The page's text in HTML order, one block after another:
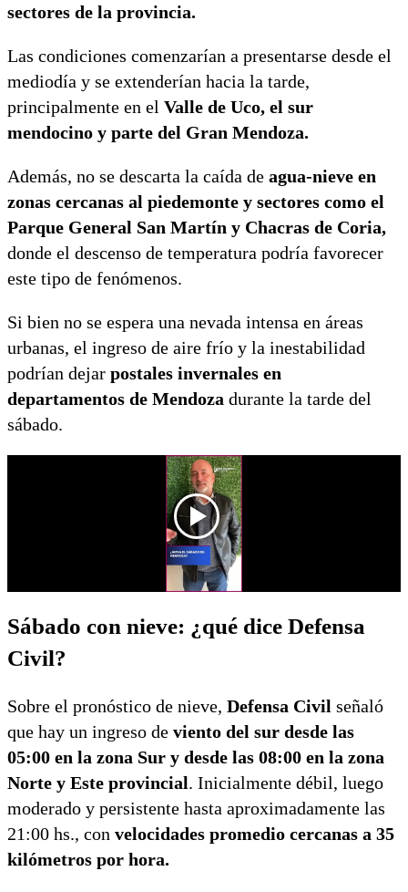
sectores de la provincia.
Las condiciones comenzarían a presentarse desde el
mediodía y se extenderían hacia la tarde,
principalmente en el Valle de Uco, el sur
mendocino y parte del Gran Mendoza.
Además, no se descarta la caída de agua-nieve en
zonas cercanas al piedemonte y sectores como el
Parque General San Martín y Chacras de Coria,
donde el descenso de temperatura podría favorecer
este tipo de fenómenos.
Si bien no se espera una nevada intensa en áreas
urbanas, el ingreso de aire frío y la inestabilidad
podrían dejar postales invernales en
departamentos de Mendoza durante la tarde del
sábado.
Sábado con nieve: ¿qué dice Defensa
Civil?
Sobre el pronóstico de nieve, Defensa Civil señaló
que hay un ingreso de viento del sur desde las
05:00 en la zona Sur y desde las 08:00 en la zona
Norte y Este provincial. Inicialmente débil, luego
moderado y persistente hasta aproximadamente las
21:00 hs., con velocidades promedio cercanas a 35
kilómetros por hora.